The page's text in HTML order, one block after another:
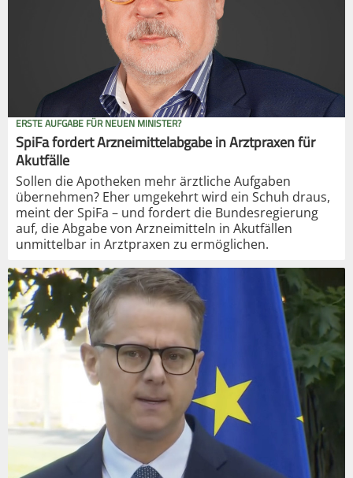
ERSTE AUFGABE FÜR NEUEN MINISTER?
SpiFa fordert Arzneimittelabgabe in Arztpraxen für
Akutfälle
Sollen die Apotheken mehr ärztliche Aufgaben
übernehmen? Eher umgekehrt wird ein Schuh draus,
meint der SpiFa – und fordert die Bundesregierung
auf, die Abgabe von Arzneimitteln in Akutfällen
unmittelbar in Arztpraxen zu ermöglichen.